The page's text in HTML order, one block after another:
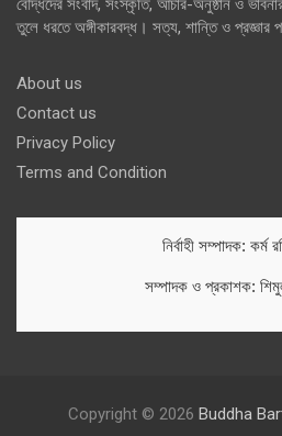
বৌদ্ধদের সংবাদ, সংস্কৃতি, আচার-অনুষ্ঠান ও
তুলে ধরতে অঙ্গীকারবদ্ধ। সত্য, শান্তি ও প্রজ্ঞার
About us
Contact us
Privacy Policy
Terms and Condition
নির্বাহী সম্পাদক: কর্ম
সম্পাদক ও প্রকাশক:
Copyright © 2026 Buddha